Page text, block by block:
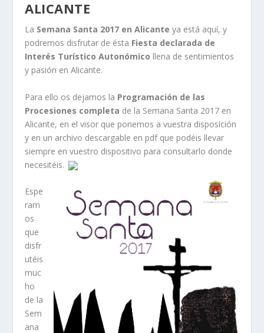
ALICANTE
La Semana Santa 2017 en Alicante ya está aquí, y
podremos disfrutar de ésta Fiesta declarada de
Interés Turístico Autonómico llena de sentimientos
y pasión en Alicante.
Para ello os dejamos la Programación de las
Procesiones completa de la Semana Santa 2017 en
Alicante, en el visor que ponemos a vuestra disposición
y en un archivo descargable en pdf que podéis llevar
siempre en vuestro dispositivo para consultarlo donde
necesitéis.
Espe
ram
os
que
disfr
utéis
muc
ho
de la
Sem
ana